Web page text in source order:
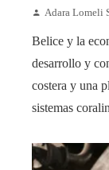
Adara Lomeli
Belice y la
desarrollo y
costera y una
sistemas